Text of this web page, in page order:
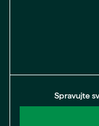
Spravujte